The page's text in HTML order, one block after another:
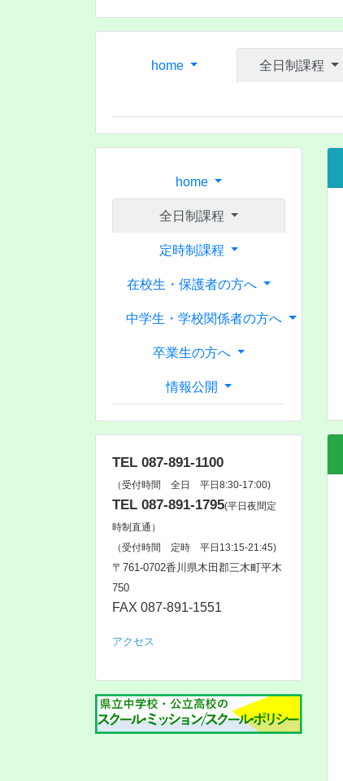
home 全日制課程
home
全日制課程
定時制課程
在校生・保護者の方へ
中学生・学校関係者の方へ
卒業生の方へ
情報公開
TEL 087-891-1100
（受付時間 全日 平日8:30-17:00)
TEL 087-891-1795(平日夜間定
時制直通）
（受付時間 定時 平日13:15-21:45)
〒761‐0702香川県木田郡三木町平木
750
FAX 087-891-1551
アクセス